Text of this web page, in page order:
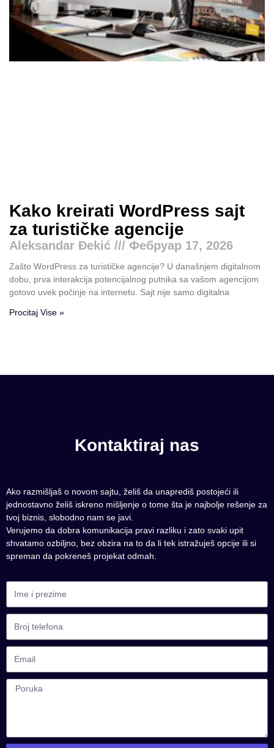
Kako kreirati WordPress sajt
za turističke agencije
Aleksandar Đekić Фебруар 17, 2026
Zašto WordPress za turističke agencije? U današnjem digitalnom
dobu, prva interakcija potencijalnog putnika sa vašom agencijom
gotovo uvek počinje na internetu. Sajt nije samo digitalna
Procitaj Vise »
Kontaktiraj nas
Ako razmišljaš o novom sajtu, želiš da unaprediš postojeći ili
jednostavno želiš iskreno mišljenje o tome šta je najbolje rešenje za
tvoj biznis, slobodno nam se javi.
Verujemo da dobra komunikacija pravi razliku i zato svaki upit
shvatamo ozbiljno, bez obzira na to da li tek istražuješ opcije ili si
spreman da pokreneš projekat odmah.